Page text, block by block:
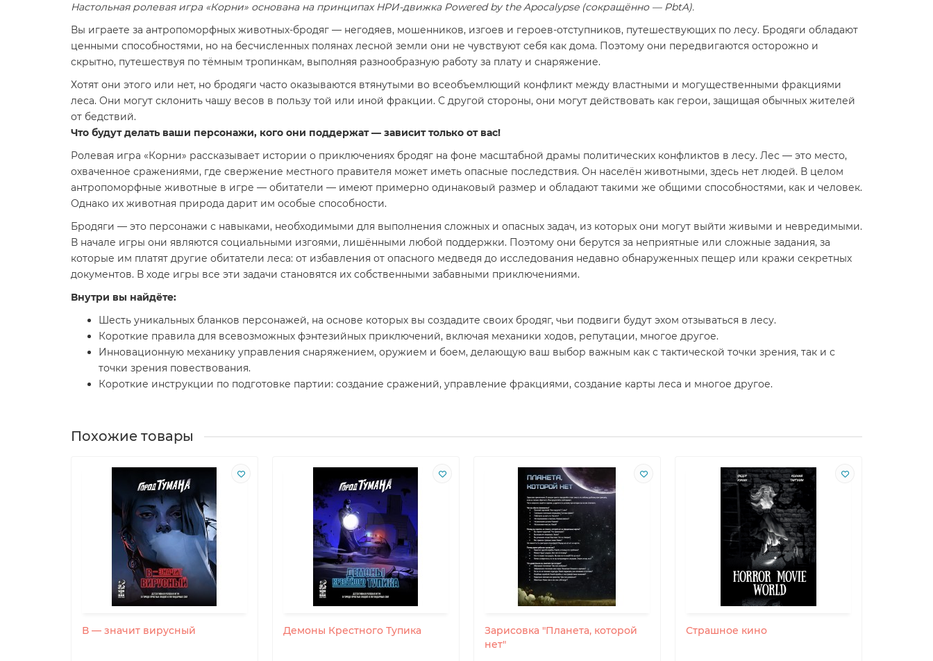
Настольная ролевая игра «Корни» основана на принципах НРИ-движка Powered by the Apocalypse (сокращённо — PbtA).
Вы играете за антропоморфных животных-бродяг — негодяев, мошенников, изгоев и героев-отступников, путешествующих по лесу. Бродяги обладают
ценными способностями, но на бесчисленных полянах лесной земли они не чувствуют себя как дома. Поэтому они передвигаются осторожно и
скрытно, путешествуя по тёмным тропинкам, выполняя разнообразную работу за плату и снаряжение.
Хотят они этого или нет, но бродяги часто оказываются втянутыми во всеобъемлющий конфликт между властными и могущественными фракциями
леса. Они могут склонить чашу весов в пользу той или иной фракции. С другой стороны, они могут действовать как герои, защищая обычных жителей
от бедствий.
Что будут делать ваши персонажи, кого они поддержат — зависит только от вас!
Ролевая игра «Корни» рассказывает истории о приключениях бродяг на фоне масштабной драмы политических конфликтов в лесу. Лес — это место,
охваченное сражениями, где свержение местного правителя может иметь опасные последствия. Он населён животными, здесь нет людей. В целом
антропоморфные животные в игре — обитатели — имеют примерно одинаковый размер и обладают такими же общими способностями, как и человек.
Однако их животная природа дарит им особые способности.
Бродяги — это персонажи с навыками, необходимыми для выполнения сложных и опасных задач, из которых они могут выйти живыми и невредимыми.
В начале игры они являются социальными изгоями, лишёнными любой поддержки. Поэтому они берутся за неприятные или сложные задания, за
которые им платят другие обитатели леса: от избавления от опасного медведя до исследования недавно обнаруженных пещер или кражи секретных
документов. В ходе игры все эти задачи становятся их собственными забавными приключениями.
Внутри вы найдёте:
Шесть уникальных бланков персонажей, на основе которых вы создадите своих бродяг, чьи подвиги будут эхом отзываться в лесу.
Короткие правила для всевозможных фэнтезийных приключений, включая механики ходов, репутации, многое другое.
Инновационную механику управления снаряжением, оружием и боем, делающую ваш выбор важным как с тактической точки зрения, так и с
точки зрения повествования.
Короткие инструкции по подготовке партии: создание сражений, управление фракциями, создание карты леса и многое другое.
Похожие товары
В — значит вирусный Демоны Крестного Тупика
Зарисовка "Планета, которой
нет"
Страшное кино